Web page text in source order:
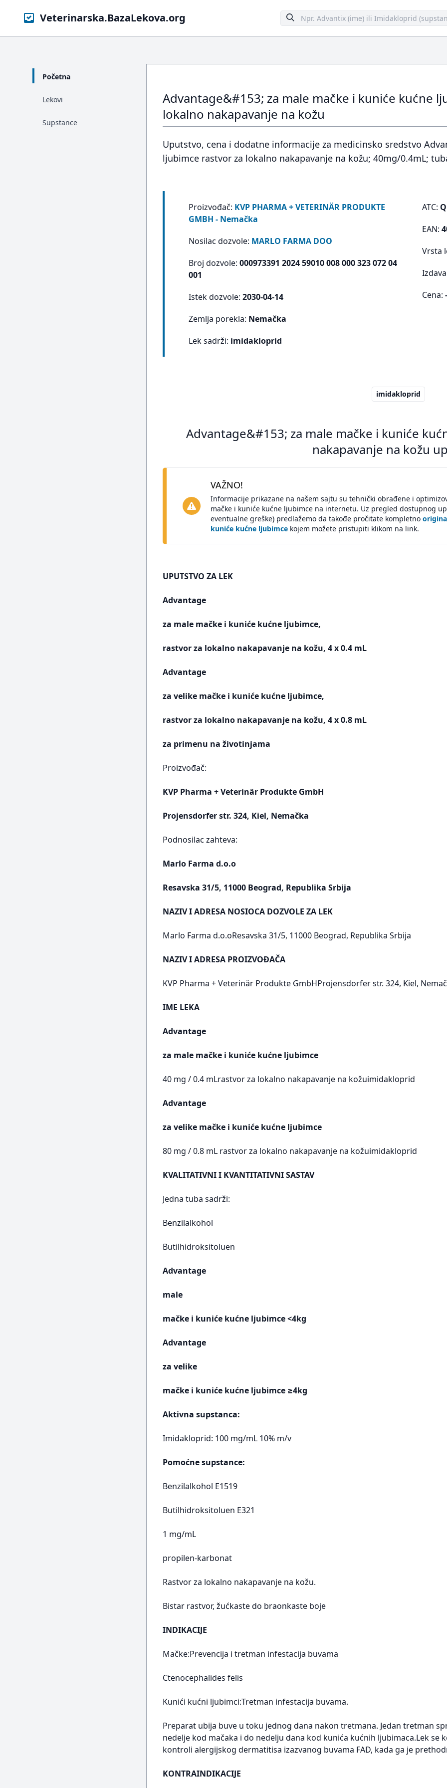
Veterinarska.BazaLekova.org
Početna
Lekovi
Supstance
Advantage&#153; za male mačke i kuniće kućne
lokalno nakapavanje na kožu
Uputstvo, cena i dodatne informacije za medicinsko sredstvo
ljubimce rastvor za lokalno nakapavanje na kožu; 40mg/0.4mL;
Proizvođač: KVP PHARMA + VETERINÄR PRODUKTE
GMBH - Nemačka
Nosilac dozvole: MARLO FARMA DOO
Broj dozvole: 000973391 2024 59010 008 000 323 072 04
001
Istek dozvole: 2030-04-14
Zemlja porekla: Nemačka
Lek sadrži: imidakloprid
ATC:
EAN:
Vrsta
Cena:
imidakloprid
Advantage&#153; za male mačke i kuniće
nakapavanje na kožu
VAŽNO!
Informacije prikazane na našem sajtu su tehnički obrađene i
mačke i kuniće kućne ljubimce na internetu. Uz pregled dostupnog
eventualne greške) predlažemo da takođe pročitate kompletno
kuniće kućne ljubimcekojem možete pristupiti klikom na link.
UPUTSTVO ZA LEK
Advantage
za male mačke i kuniće kućne ljubimce,
rastvor za lokalno nakapavanje na kožu, 4 x 0.4 mL
Advantage
za velike mačke i kuniće kućne ljubimce,
rastvor za lokalno nakapavanje na kožu, 4 x 0.8 mL
za primenu na životinjama
Proizvođač:
KVP Pharma + Veterinär Produkte GmbH
Projensdorfer str. 324, Kiel, Nemačka
Podnosilac zahteva:
Marlo Farma d.o.o
Resavska 31/5, 11000 Beograd, Republika Srbija
NAZIV I ADRESA NOSIOCA DOZVOLE ZA LEK
Marlo Farma d.o.oResavska 31/5, 11000 Beograd, Republika Srbija
NAZIV I ADRESA PROIZVOĐAČA
KVP Pharma + Veterinär Produkte GmbHProjensdorfer str. 324, Kiel,
IME LEKA
Advantage
za male mačke i kuniće kućne ljubimce
40 mg / 0.4 mLrastvor za lokalno nakapavanje na kožuimidakloprid
Advantage
za velike mačke i kuniće kućne ljubimce
80 mg / 0.8 mL rastvor za lokalno nakapavanje na kožuimidakloprid
KVALITATIVNI I KVANTITATIVNI SASTAV
Jedna tuba sadrži:
Benzilalkohol
Butilhidroksitoluen
Advantage
male
mačke i kuniće kućne ljubimce <4kg
Advantage
za velike
mačke i kuniće kućne ljubimce ≥4kg
Aktivna supstanca:
Imidakloprid: 100 mg/mL 10% m/v
Pomoćne supstance:
Benzilalkohol E1519
Butilhidroksitoluen E321
1 mg/mL
propilen-karbonat
Rastvor za lokalno nakapavanje na kožu.
Bistar rastvor, žućkaste do braonkaste boje
INDIKACIJE
Mačke:Prevencija i tretman infestacija buvama
Ctenocephalides felis
Kunići kućni ljubimci:Tretman infestacija buvama.
Preparat ubija buve u toku jednog dana nakon tretmana. Jedan tretman
nedelje kod mačaka i do nedelju dana kod kunića kućnih ljubimaca.Lek
kontroli alergijskog dermatitisa izazvanog buvama FAD, kada ga je
KONTRAINDIKACIJE